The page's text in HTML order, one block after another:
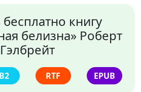
книгу
белизна» Роберт
Гэлбрейт
RTF EPUB